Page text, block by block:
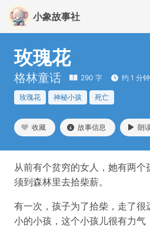
小象故事社
玫瑰花
格林童话 290 字 约 1 分钟
玫瑰花 神秘小孩 死亡
收藏 故事信息 朗
从前有个贫穷的女人，她有两
须到森林里去拾柴薪。
有一次，孩子为了拾柴，走了很
小的小孩，这个小孩儿很有力